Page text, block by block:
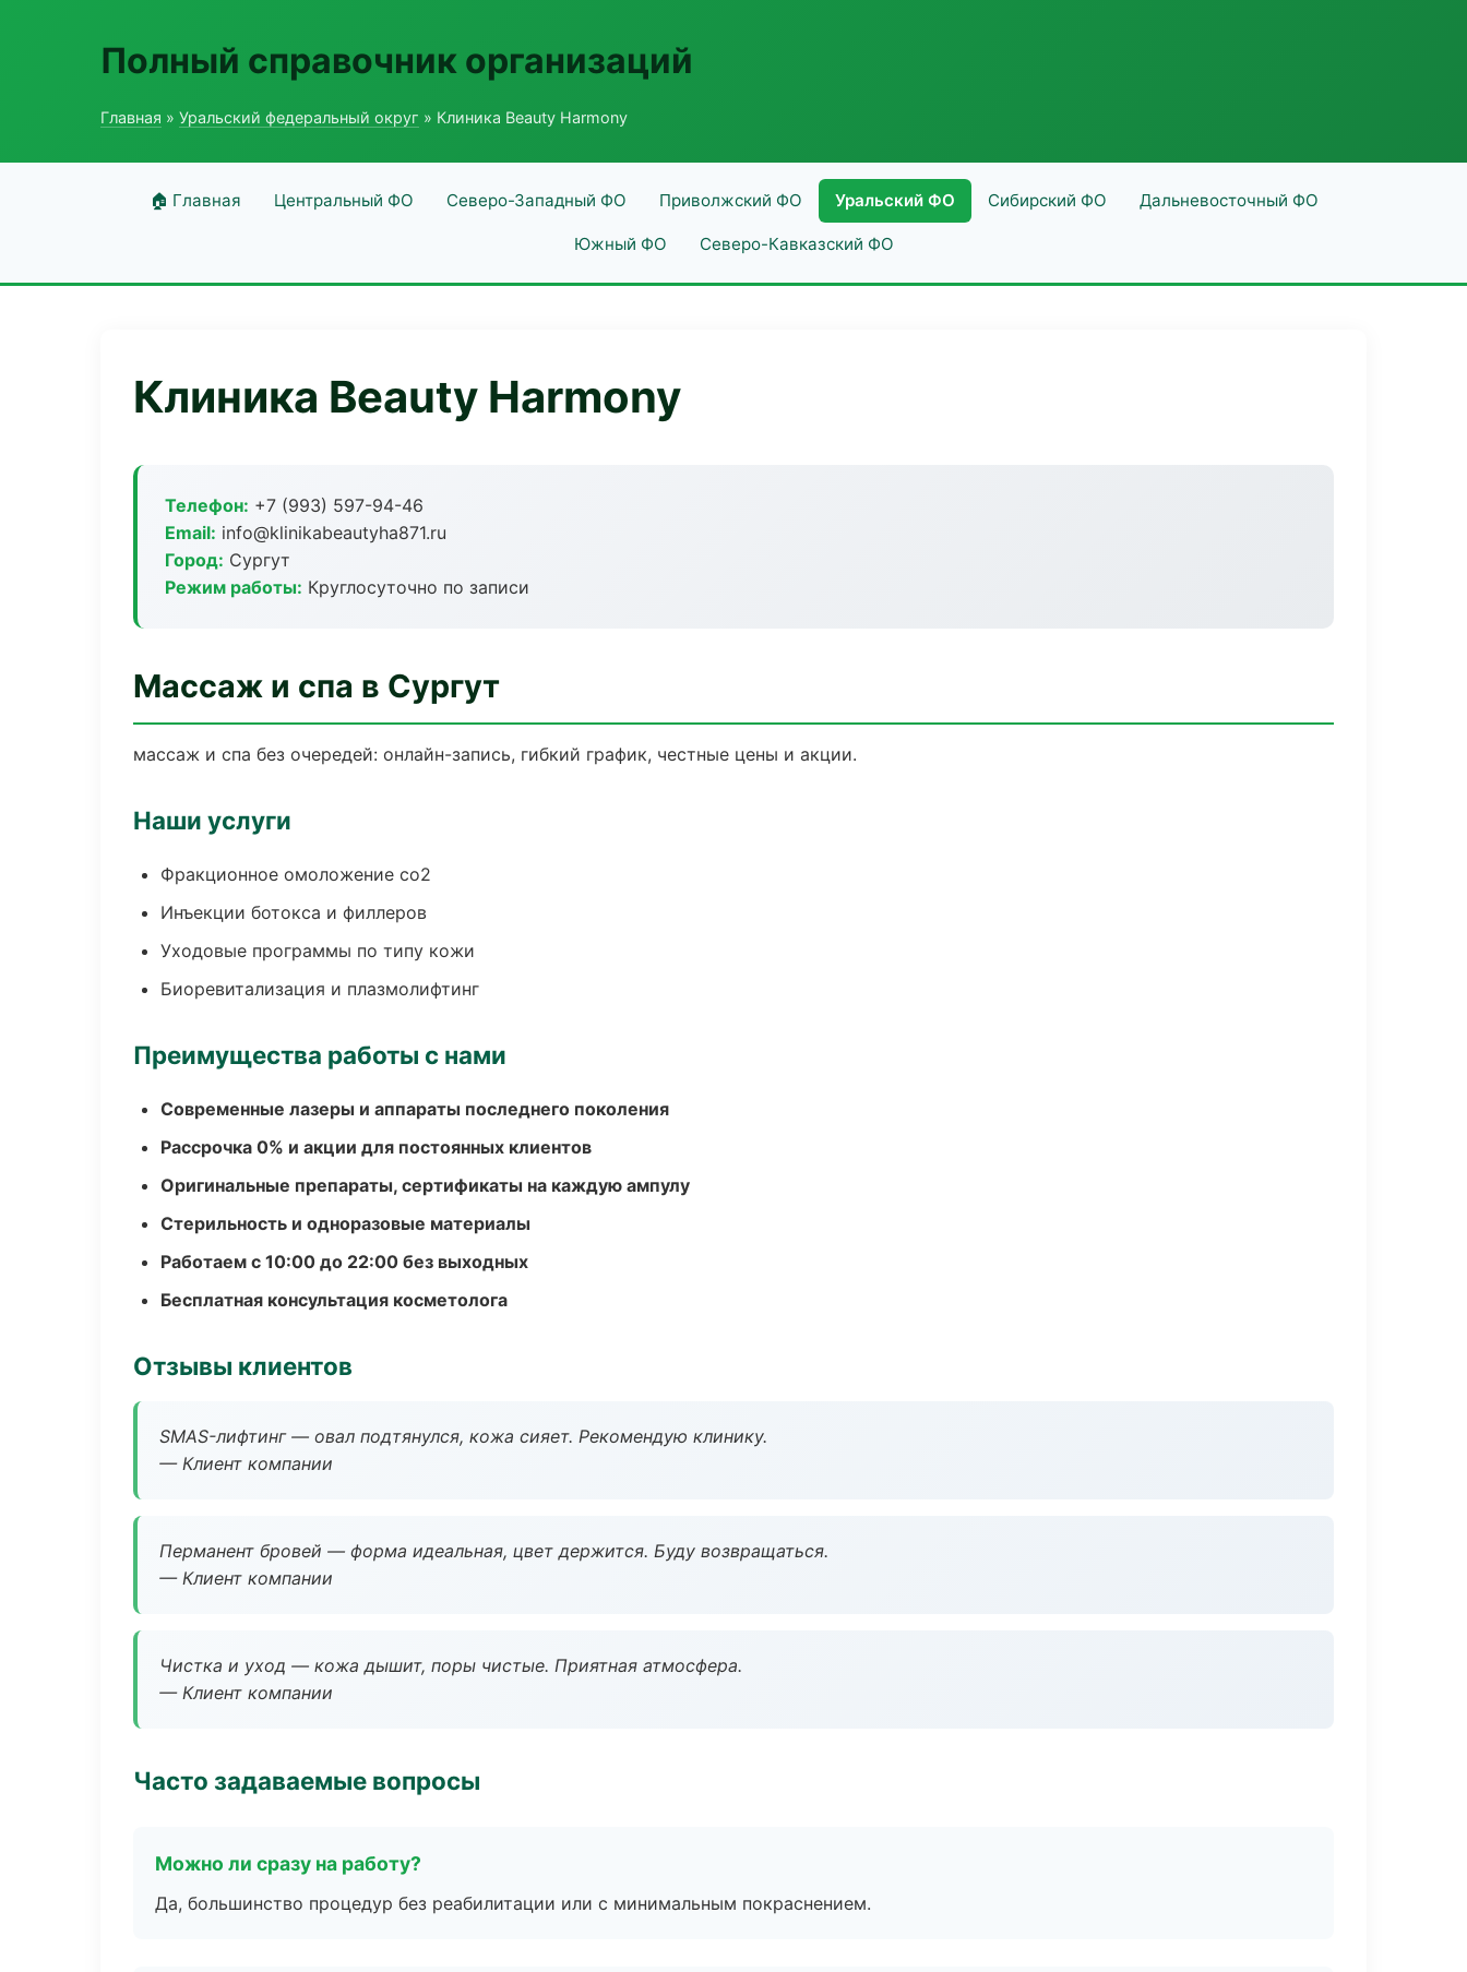
Полный справочник организаций
Главная » Уральский федеральный округ » Клиника Beauty Harmony
🏠 Главная Центральный ФО Северо-Западный ФО Приволжский ФО Уральский ФО Сибирский ФО Дальневосточный ФО
Южный ФО Северо-Кавказский ФО
Клиника Beauty Harmony
Телефон: +7 (993) 597-94-46
Email: info@klinikabeautyha871.ru
Город: Сургут
Режим работы: Круглосуточно по записи
Массаж и спа в Сургут
массаж и спа без очередей: онлайн-запись, гибкий график, честные цены и акции.
Наши услуги
Фракционное омоложение co2
Инъекции ботокса и филлеров
Уходовые программы по типу кожи
Биоревитализация и плазмолифтинг
Преимущества работы с нами
Современные лазеры и аппараты последнего поколения
Рассрочка 0% и акции для постоянных клиентов
Оригинальные препараты, сертификаты на каждую ампулу
Стерильность и одноразовые материалы
Работаем с 10:00 до 22:00 без выходных
Бесплатная консультация косметолога
Отзывы клиентов
SMAS-лифтинг — овал подтянулся, кожа сияет. Рекомендую клинику.
— Клиент компании
Перманент бровей — форма идеальная, цвет держится. Буду возвращаться.
— Клиент компании
Чистка и уход — кожа дышит, поры чистые. Приятная атмосфера.
— Клиент компании
Часто задаваемые вопросы
Можно ли сразу на работу?
Да, большинство процедур без реабилитации или с минимальным покраснением.